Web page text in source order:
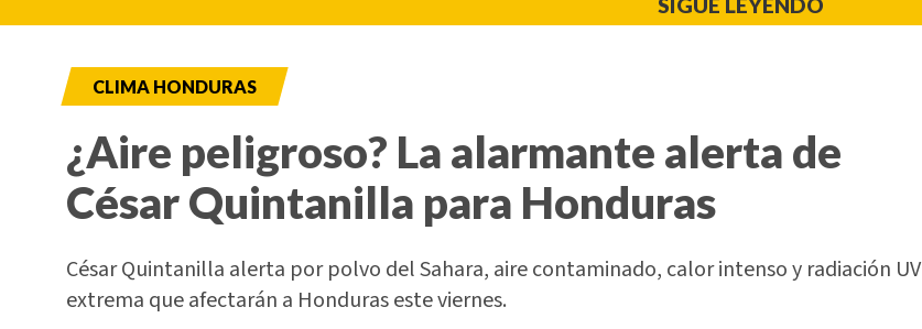
CLIMA HONDURAS
¿Aire peligroso? La alarmante alerta de
César Quintanilla para Honduras
César Quintanilla alerta por polvo del Sahara, aire contaminado, calor intenso y radiación UV
extrema que afectarán a Honduras este viernes.